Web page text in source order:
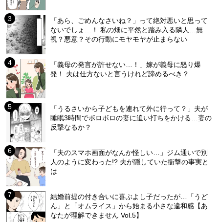
「あら、ごめんなさいね？」って絶対悪いと思って
ないでしょ…！ 私の畑に平然と踏み入る隣人…無
視？悪意？その行動にモヤモヤが止まらない
「義母の発言が許せない…！」嫁が義母に怒り爆
発！ 夫は仕方ないと言うけれど諦めるべき？
「うるさいから子どもを連れて外に行って？」夫が
睡眠3時間でボロボロの妻に追い打ちをかける…妻の
反撃なるか？
「夫のスマホ画面がなんか怪しい…」ジム通いで別
人のように変わった!? 夫が隠していた衝撃の事実と
は
結婚前提の付き合いに喜ぶよし子だったが…「うど
ん」と「オムライス」から始まる小さな違和感【あ
なたが理解できません Vol.5】